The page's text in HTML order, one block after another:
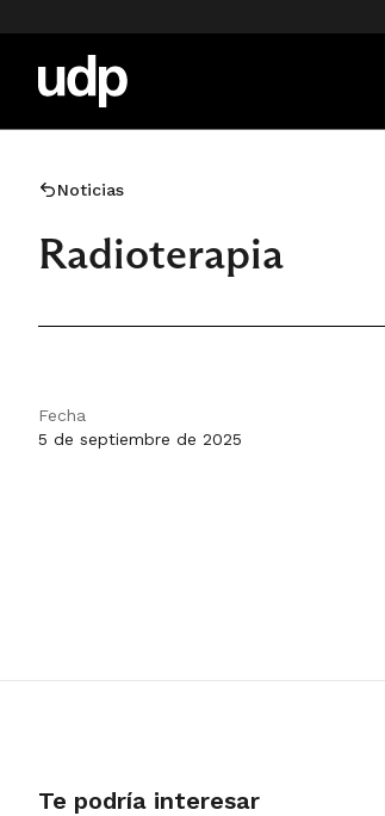
Noticias
Radioterapia
Fecha
5 de septiembre de 2025
Te podría interesar